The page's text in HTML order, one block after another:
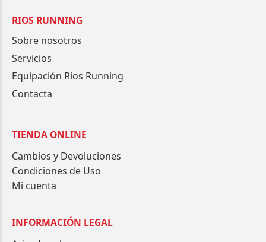
RIOS RUNNING
Sobre nosotros
Servicios
Equipación Rios Running
Contacta
TIENDA ONLINE
Cambios y Devoluciones
Condiciones de Uso
Mi cuenta
INFORMACIÓN LEGAL